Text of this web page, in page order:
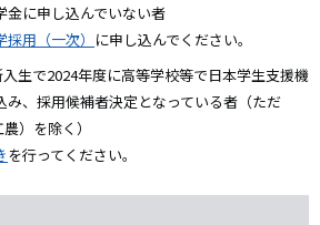
金に申し込んでいない者
用（一次） に申し込んでください。
生で2024年度に高等学校等で日本学生支援機
み、採用候補者決定となっている者（ただ
）を除く）
を行ってください。